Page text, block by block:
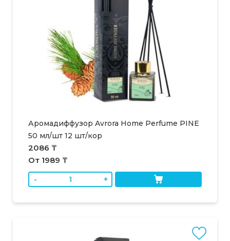
Аромадиффузор Avrora Home Perfume PINE
50 мл/шт 12 шт/кор
2086 ₸
От 1989 ₸
-
+